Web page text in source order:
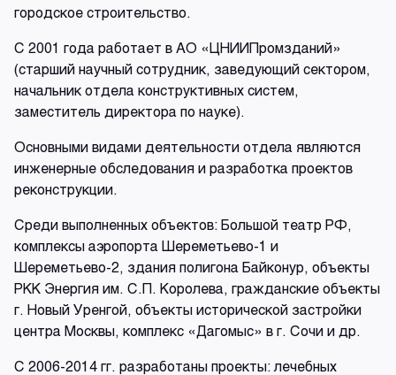
городское строительство.
С 2001 года работает в АО «ЦНИИПромзданий»
(старший научный сотрудник, заведующий сектором,
начальник отдела конструктивных систем,
заместитель директора по науке).
Основными видами деятельности отдела являются
инженерные обследования и разработка проектов
реконструкции.
Среди выполненных объектов: Большой театр РФ,
комплексы аэропорта Шереметьево-1 и
Шереметьево-2, здания полигона Байконур, объекты
РКК Энергия им. С.П. Королева, гражданские объекты
г. Новый Уренгой, объекты исторической застройки
центра Москвы, комплекс «Дагомыс» в г. Сочи и др.
С 2006-2014 гг. разработаны проекты: лечебных